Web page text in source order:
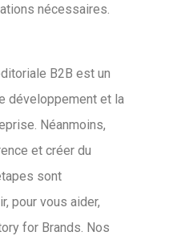
nécessaires.
B2B est un
développement et la
Néanmoins,
et créer du
sont
pour vous aider,
for Brands. Nos